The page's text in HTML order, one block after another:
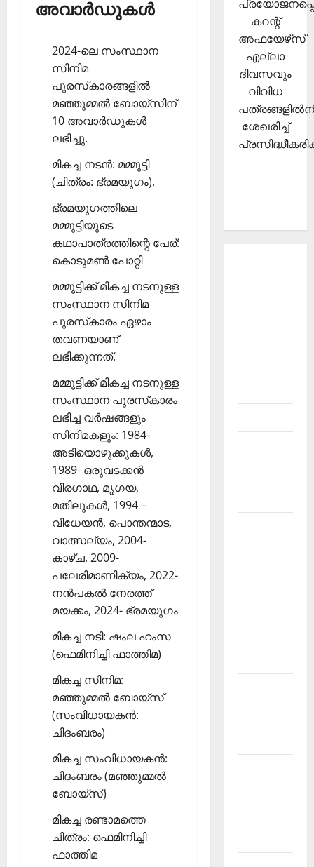
അവാര്‍ഡുകള്‍
2024-ലെ സംസ്ഥാന
സിനിമ
പുരസ്‌കാരങ്ങളിൽ
മഞ്ഞുമ്മൽ ബോയ്‌സിന്
10 അവാർഡുകൾ
ലഭിച്ചു.
മികച്ച നടന്‍: മമ്മൂട്ടി
(ചിത്രം: ഭ്രമയുഗം).
ഭ്രമയുഗത്തിലെ
മമ്മൂട്ടിയുടെ
കഥാപാത്രത്തിന്റെ പേര്:
കൊടുമണ്‍ പോറ്റി
മമ്മൂട്ടിക്ക് മികച്ച നടനുള്ള
സംസ്ഥാന സിനിമ
പുരസ്‌കാരം ഏഴാം
തവണയാണ്
ലഭിക്കുന്നത്.
മമ്മൂട്ടിക്ക് മികച്ച നടനുള്ള
സംസ്ഥാന പുരസ്‌കാരം
ലഭിച്ച വര്‍ഷങ്ങളും
സിനിമകളും: 1984-
അടിയൊഴുക്കുകള്‍,
1989- ഒരുവടക്കന്‍
വീരഗാഥ, മൃഗയ,
മതിലുകള്‍, 1994 –
വിധേയന്‍, പൊന്തന്മാട,
വാത്സല്യം, 2004-
കാഴ്ച, 2009-
പലേരിമാണിക്യം, 2022-
നന്‍പകല്‍ നേരത്ത്
മയക്കം, 2024- ഭ്രമയുഗം
മികച്ച നടി: ഷംല ഹംസ
(ഫെമിനിച്ചി ഫാത്തിമ)
മികച്ച സിനിമ:
മഞ്ഞുമ്മല്‍ ബോയ്‌സ്
(സംവിധായകന്‍:
ചിദംബരം)
മികച്ച സംവിധായകന്‍:
ചിദംബരം (മഞ്ഞുമ്മല്‍
ബോയ്സ്)
മികച്ച രണ്ടാമത്തെ
ചിത്രം: ഫെമിനിച്ചി
ഫാത്തിമ
കറന്റ്
അഫയേഴ്‌സ്
എല്ലാ
ദിവസവും
വിവിധ
ശേഖരിച്ച്